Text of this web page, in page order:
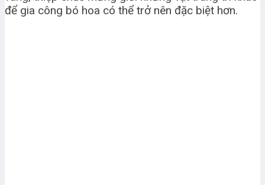
để gia công bó hoa có thể trở nên đặc biệt hơn.